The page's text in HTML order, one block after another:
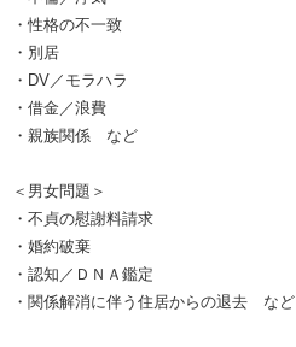
・性格の不一致
・別居
・DV／モラハラ
・借金／浪費
・親族関係 など
＜男女問題＞
・不貞の慰謝料請求
・婚約破棄
・認知／ＤＮＡ鑑定
・関係解消に伴う住居からの退去 など